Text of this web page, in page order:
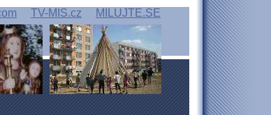
TV-MIS.cz MILUJTE.SE